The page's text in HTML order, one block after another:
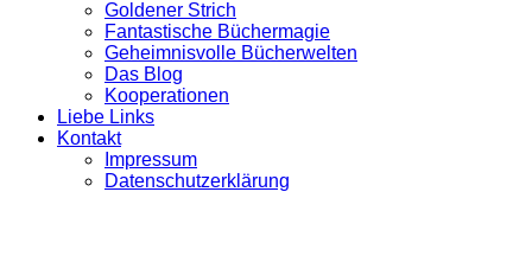
Goldener Strich
Fantastische Büchermagie
Geheimnisvolle Bücherwelten
Das Blog
Kooperationen
Liebe Links
Kontakt
Impressum
Datenschutzerklärung